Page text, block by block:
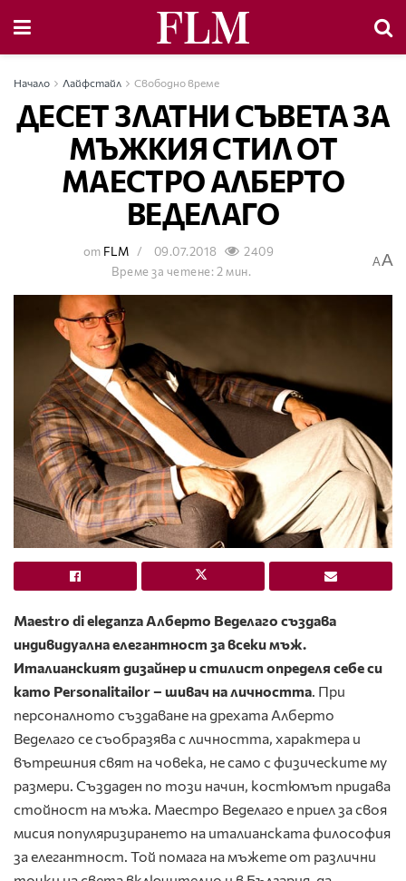
Начало Лайфстайл Свободно време
ДЕСЕТ ЗЛАТНИ СЪВЕТА ЗА
МЪЖКИЯ СТИЛ ОТ
МАЕСТРО АЛБЕРТО
ВЕДЕЛАГО
от FLM 09.07.2018
2409
Време за четене: 2 мин.
AA
Maestro di eleganza Алберто Веделаго създава
индивидуална елегантност за всеки мъж.
Италианският дизайнер и стилист определя себе си
като Personalitailor – шивач на личността. При
персоналното създаване на дрехата Алберто
Веделаго се съобразява с личността, характера и
вътрешния свят на човека, не само с физическите му
размери. Създаден по този начин, костюмът придава
стойност на мъжа. Маестро Веделаго е приел за своя
мисия популяризирането на италианската философия
за елегантност. Той помага на мъжете от различни